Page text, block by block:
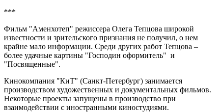
***
Фильм "Аменхотеп" режиссера Олега Тепцова широкой
известности и зрительского признания не получил, о нем
крайне мало информации. Среди других работ Тепцова –
более удачные картины "Господин оформитель" и
"Посвященные".
Кинокомпания "КиТ" (Санкт-Петербург) занимается
производством художественных и документальных фильмов.
Некоторые проекты запущены в производство при
взаимодействии с иностранными киностудиями.